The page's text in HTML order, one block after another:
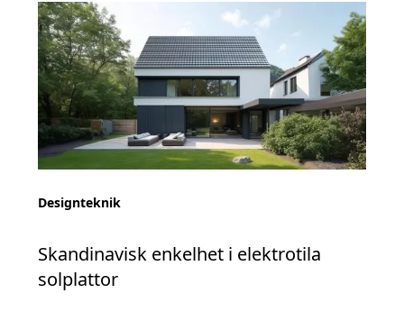
Designteknik
Skandinavisk enkelhet i elektrotila
solplattor